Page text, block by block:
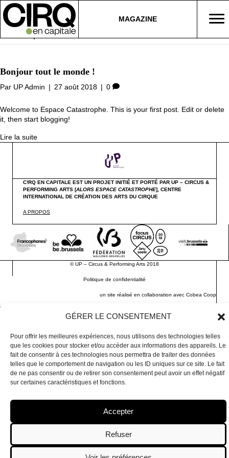
GÉRER LE CONSENTEMENT
Pour offrir les meilleures expériences, nous utilisons des technologies telles
que les cookies pour stocker et/ou accéder aux informations des appareils. Le
fait de consentir à ces technologies nous permettra de traiter des données
telles que le comportement de navigation ou les ID uniques sur ce site. Le fait
de ne pas consentir ou de retirer son consentement peut avoir un effet négatif
sur certaines caractéristiques et fonctions.
Accepter
Refuser
MAGAZINE
Archive pour août 2018
Bonjour tout le monde !
Par UP Admin | 27 août 2018 | 0
Welcome to Espace Catastrophe. This is your first post. Edit or delete
it, then start blogging!
Lire la suite
C!RQ EN CAPITALE EST UN PROJET INITIÉ ET PORTÉ PAR UP – CIRCUS &
PERFORMING ARTS [ALORS ESPACE CATASTROPHE], CENTRE
INTERNATIONAL DE CRÉATION DES ARTS DU CIRQUE
A PROPOS
©UP – Circus & Performing Arts 2018
Politique de confidentialité
un site réalisé en collaboration avec Cobea Coop